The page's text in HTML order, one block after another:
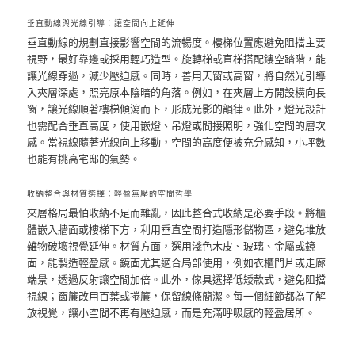
垂直動線與光線引導：讓空間向上延伸
垂直動線的規劃直接影響空間的流暢度。樓梯位置應避免阻擋主要
視野，最好靠邊或採用輕巧造型。旋轉梯或直梯搭配鏤空踏階，能
讓光線穿過，減少壓迫感。同時，善用天窗或高窗，將自然光引導
入夾層深處，照亮原本陰暗的角落。例如，在夾層上方開設橫向長
窗，讓光線順著樓梯傾瀉而下，形成光影的韻律。此外，燈光設計
也需配合垂直高度，使用嵌燈、吊燈或間接照明，強化空間的層次
感。當視線隨著光線向上移動，空間的高度便被充分感知，小坪數
也能有挑高宅邸的氣勢。
收納整合與材質選擇：輕盈無壓的空間哲學
夾層格局最怕收納不足而雜亂，因此整合式收納是必要手段。將櫃
體嵌入牆面或樓梯下方，利用垂直空間打造隱形儲物區，避免堆放
雜物破壞視覺延伸。材質方面，選用淺色木皮、玻璃、金屬或鏡
面，能製造輕盈感。鏡面尤其適合局部使用，例如衣櫃門片或走廊
端景，透過反射讓空間加倍。此外，傢具選擇低矮款式，避免阻擋
視線；窗簾改用百葉或捲簾，保留線條簡潔。每一個細節都為了解
放視覺，讓小空間不再有壓迫感，而是充滿呼吸感的輕盈居所。